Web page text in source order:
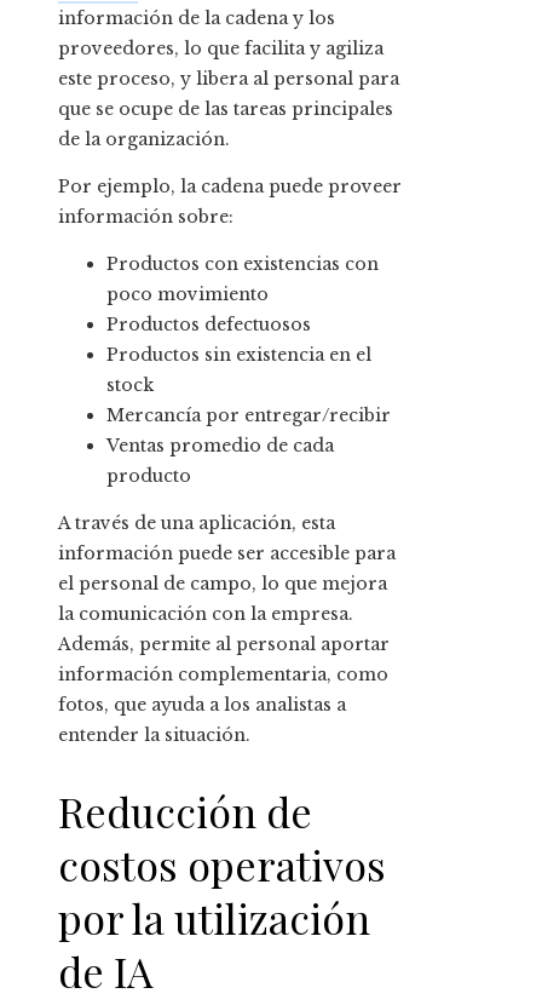
información de la cadena y los
proveedores, lo que facilita y agiliza
este proceso, y libera al personal para
que se ocupe de las tareas principales
de la organización.
Por ejemplo, la cadena puede proveer
información sobre:
Productos con existencias con
poco movimiento
Productos defectuosos
Productos sin existencia en el
stock
Mercancía por entregar/recibir
Ventas promedio de cada
producto
A través de una aplicación, esta
información puede ser accesible para
el personal de campo, lo que mejora
la comunicación con la empresa.
Además, permite al personal aportar
información complementaria, como
fotos, que ayuda a los analistas a
entender la situación.
Reducción de
costos operativos
por la utilización
de IA